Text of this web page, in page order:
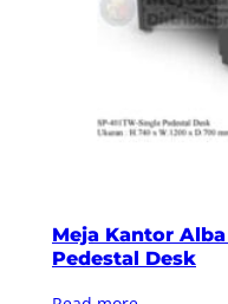
Meja Kantor Alba
Pedestal Desk